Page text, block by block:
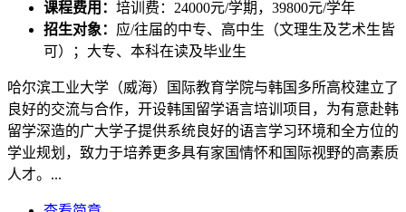
课程费用： 培训费：24000元/学期，39800元/学年
招生对象： 应/往届的中专、高中生（文理生及艺术生皆
可）；大专、本科在读及毕业生
哈尔滨工业大学（威海）国际教育学院与韩国多所高校建立了
良好的交流与合作，开设韩国留学语言培训项目，为有意赴韩
留学深造的广大学子提供系统良好的语言学习环境和全方位的
学业规划，致力于培养更多具有家国情怀和国际视野的高素质
人才。...